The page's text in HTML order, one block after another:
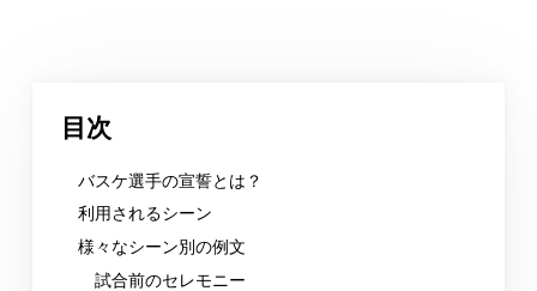
目次
バスケ選手の宣誓とは？
利用されるシーン
様々なシーン別の例文
試合前のセレモニー